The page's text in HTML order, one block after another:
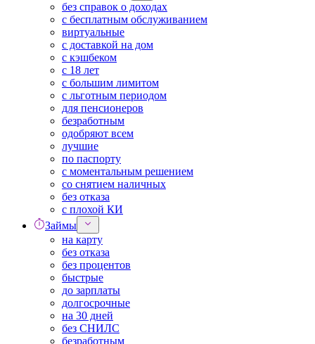
без справок о доходах
с бесплатным обслуживанием
виртуальные
с доставкой на дом
с кэшбеком
с 18 лет
с большим лимитом
с льготным периодом
для пенсионеров
безработным
одобряют всем
лучшие
по паспорту
с моментальным решением
со снятием наличных
без отказа
с плохой КИ
Займы
на карту
без отказа
без процентов
быстрые
до зарплаты
долгосрочные
на 30 дней
без СНИЛС
безработным